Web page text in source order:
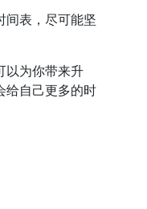
间表，尽可能坚
以为你带来升
给自己更多的时